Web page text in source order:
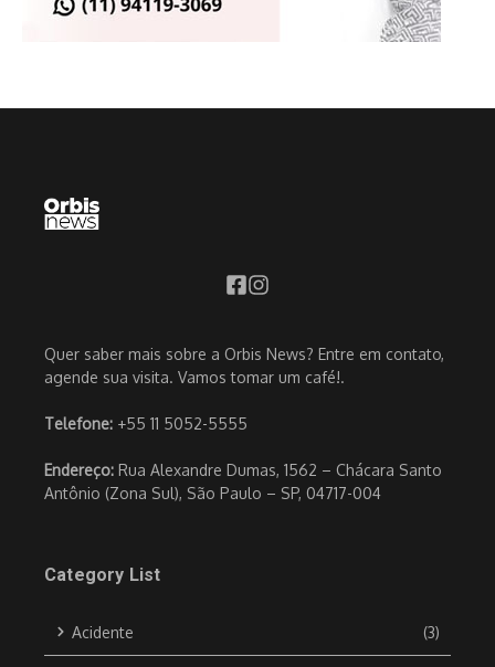
Quer saber mais sobre a Orbis News? Entre em contato,
agende sua visita. Vamos tomar um café!.
Telefone: +55 11 5052-5555
Endereço: Rua Alexandre Dumas, 1562 – Chácara Santo
Antônio (Zona Sul), São Paulo – SP, 04717-004
Category List
Acidente (3)